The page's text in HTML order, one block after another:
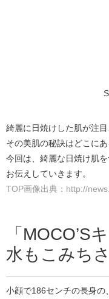
綺麗に日焼けした肌が注
その美肌の秘訣はどこにあ
今回は、綺麗な日焼け肌
お伝えしていきます。
TOP画像出典：http://
「MOCO’S
水もこみち
小顔で186センチの長身の